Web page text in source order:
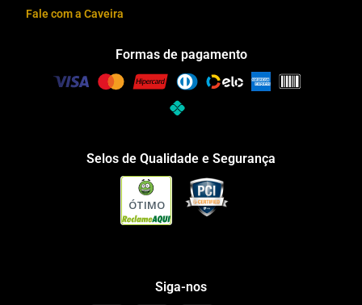
Fale com a Caveira
Formas de pagamento
Selos de Qualidade e Segurança
ÓTIMO
Siga-nos